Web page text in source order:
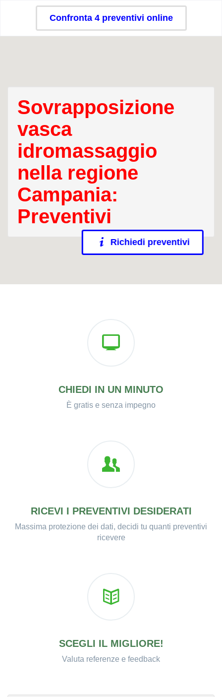
Confronta 4 preventivi online
Sovrapposizione
vasca
idromassaggio
nella regione
Campania:
Preventivi
Richiedi preventivi
CHIEDI IN UN MINUTO
È gratis e senza impegno
RICEVI I PREVENTIVI DESIDERATI
Massima protezione dei dati, decidi tu quanti preventivi
ricevere
SCEGLI IL MIGLIORE!
Valuta referenze e feedback